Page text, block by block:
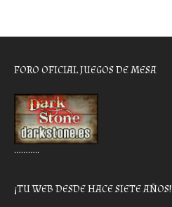
FORO OFICIAL JUEGOS DE MESA
………..
¡TU WEB DESDE HACE SIETE AÑOS!